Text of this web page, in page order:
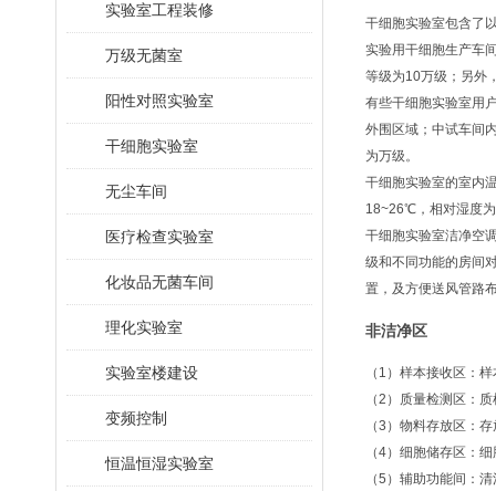
实验室工程装修
万级无菌室
阳性对照实验室
干细胞实验室
无尘车间
医疗检查实验室
化妆品无菌车间
理化实验室
实验室楼建设
变频控制
恒温恒湿实验室
干细胞实验室包含了
实验用干细胞生产车
等级为10万级；另外
有些干细胞实验室用
外围区域；中试车间
为万级。
干细胞实验室的室内
18~26℃，相对湿度
干细胞实验室洁净空
级和不同功能的房间
置，及方便送风管路
非洁净区
（1）样本接收区：
（2）质量检测区：
（3）物料存放区：
（4）细胞储存区：
（5）辅助功能间：